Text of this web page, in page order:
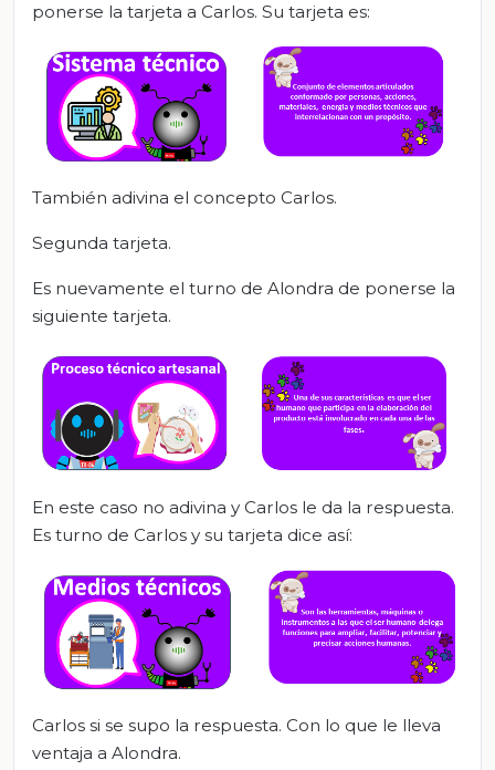
ponerse la tarjeta a Carlos. Su tarjeta es:
También adivina el concepto Carlos.
Segunda tarjeta.
Es nuevamente el turno de Alondra de ponerse la
siguiente tarjeta.
En este caso no adivina y Carlos le da la respuesta.
Es turno de Carlos y su tarjeta dice así:
Carlos si se supo la respuesta. Con lo que le lleva
ventaja a Alondra.